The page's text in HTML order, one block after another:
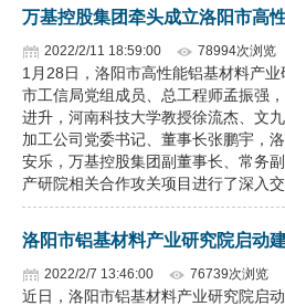
万基控股集团牵头成立洛阳市高
2022/2/11 18:59:00 78994次浏览
1月28日，洛阳市高性能铝基材料产
市工信局党组成员、总工程师孟振强
进升，河南科技大学教授徐流杰、文
加工公司党委书记、董事长张鹏宇，
安乐，万基控股集团副董事长、常务
产研院相关合作攻关项目进行了深入
洛阳市铝基材料产业研究院启动
2022/2/7 13:46:00 76739次浏览
近日，洛阳市铝基材料产业研究院启